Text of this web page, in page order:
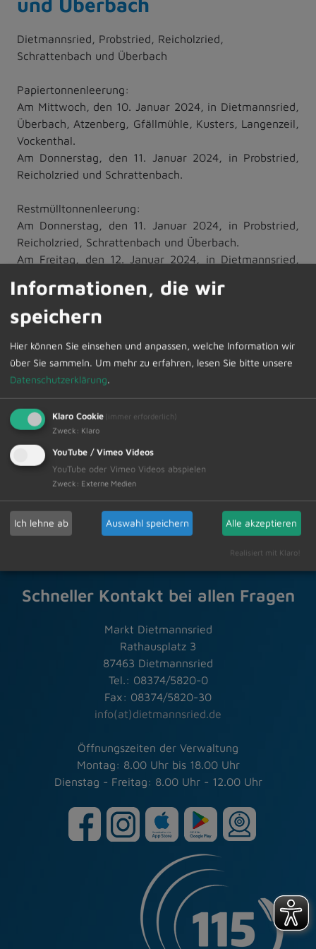
Dietmannsried, Probstried, Reicholzried,
Schrattenbach und Überbach
Papiertonnenleerung:
Am Mittwoch, den 10. Januar 2024, in Dietmannsried,
Überbach, Atzenberg, Gfällmühle, Kusters, Langenzeil,
Vockenthal.
Am Donnerstag, den 11. Januar 2024, in Probstried,
Reicholzried und Schrattenbach.
Restmülltonnenleerung:
Am Donnerstag, den 11. Januar 2024, in Probstried,
Reicholzried, Schrattenbach und Überbach.
Am Freitag, den 12. Januar 2024, in Dietmannsried,
Vockenthal.
Die Abfuhrtermine können im Internet unter
www.zak-kempten.de Aktuelles, Termine, Abfuhrpläne
Zur Übersicht
05.01.2024 Amtliche Bekanntmachungen
Schneller Kontakt bei allen Fragen
Markt Dietmannsried
Rathausplatz 3
87463 Dietmannsried
Tel.: 08374/5820-0
Fax: 08374/5820-30
info(at)dietmannsried.de
Öffnungszeiten der Verwaltung
Montag: 8.00 Uhr bis 18.00 Uhr
Dienstag - Freitag: 8.00 Uhr - 12.00 Uhr
Informationen, die wir
speichern
Hier können Sie einsehen und anpassen, welche Information wir
über Sie sammeln. Um mehr zu erfahren, lesen Sie bitte unsere
Datenschutzerklärung.
Klaro Cookie (immer erforderlich)
Zweck : Klaro
YouTube / Vimeo Videos
YouTube oder Vimeo Videos abspielen
Zweck : Externe Medien
Ich lehne ab Auswahl speichern Alle akzeptieren
Realisiert mit Klaro!